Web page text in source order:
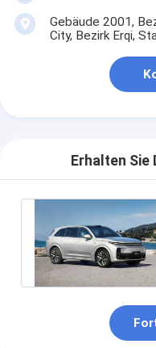
Gebäude 2001,
City, Bezirk Erqi,
Erhalten Sie